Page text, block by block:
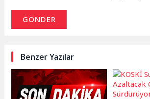
GÖNDER
Benzer Yazılar